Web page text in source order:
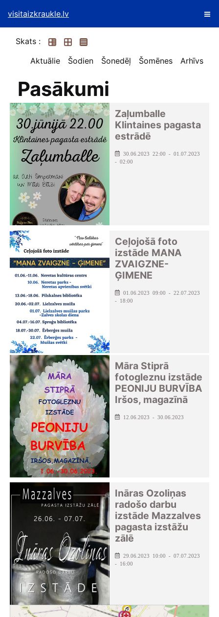
visitaizkraukle.lv
Skats :
Aktuālie
Šodien Šonedēļ Šomēnes Arhīvs
Pasākumi
Zaļumballe
Klintaines pagasta
estrādē
30.06.2023 22:00 - 01.07.2023
- 02:00
Ceļojošā foto
izstāde MANA
ZVAIGZNE-
ĢIMENE
01.06.2023 09:00 - 22.07.2023
- 18:00
Māra Stiprā
fotogleznu izstāde
PEONIJU BURVĪBA
Iršos, magazīnā
12.06.2023 - 30.06.2023
Ināras Ozoliņas
radošo darbu
izstāde Mazzalves
pagasta izstāžu
zālē
29.06.2023 10:00 - 07.07.2023
- 16:00